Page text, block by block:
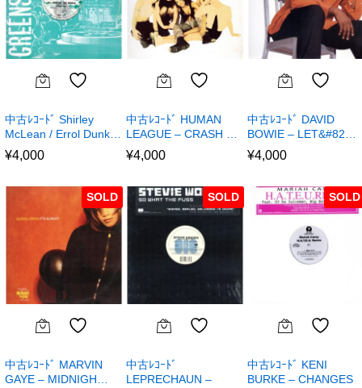
中古ﾚｺｰﾄﾞ Shirley
McLean / Errol Dunk…
¥4,000
中古ﾚｺｰﾄﾞ HUMAN
LEAGUE – CRASH …
¥4,000
中古ﾚｺｰﾄﾞ DAVID
BOWIE – LET&#82…
¥4,000
SOLD
中古ﾚｺｰﾄﾞ MARVIN
GAYE – MIDNIGH…
SOLD
中古ﾚｺｰﾄﾞ
LEPRECHAUN –
SOLD
中古ﾚｺｰﾄﾞ KENI
BURKE – CHANGES